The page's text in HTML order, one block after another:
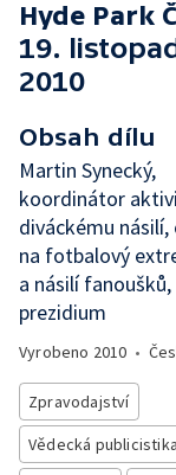
Hyde Park
19.
2010
Obsah dílu
Martin Synecký,
koordinátor
diváckému násilí,
na fotbalový
a násilí
prezidium
Vyrobeno 2010 •
Zpravodajství
Vědecká publicistika